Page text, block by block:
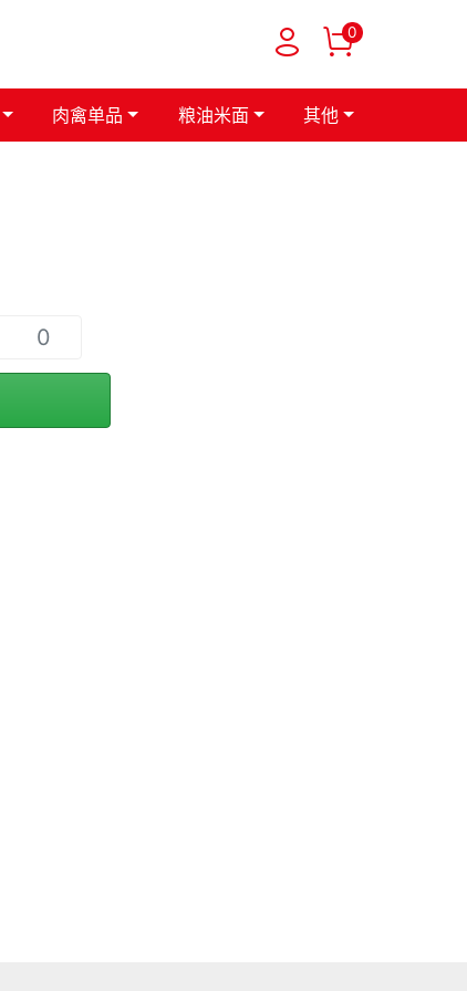
0
肉禽单品 粮油米面 其他